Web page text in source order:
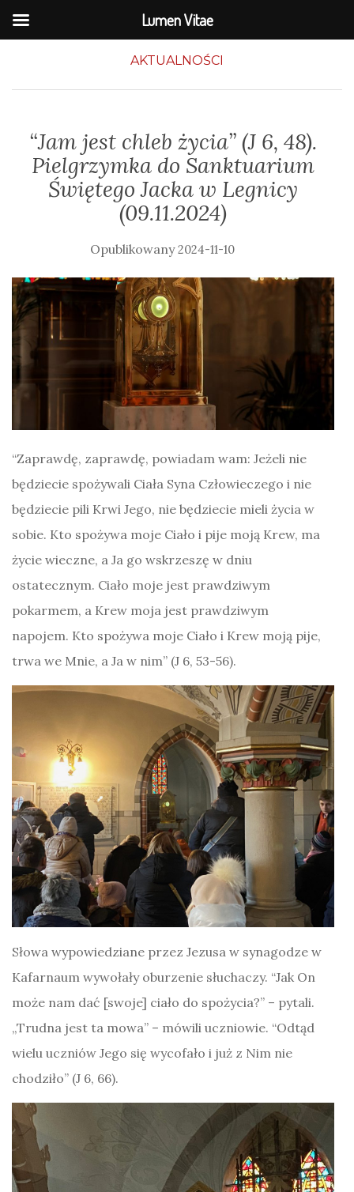
AKTUALNOŚCI
“Jam jest chleb życia” (J 6, 48).
Pielgrzymka do Sanktuarium
Świętego Jacka w Legnicy
(09.11.2024)
2024-11-10
“Zaprawdę, zaprawdę, powiadam wam: Jeżeli nie
będziecie spożywali Ciała Syna Człowieczego i nie
będziecie pili Krwi Jego, nie będziecie mieli życia w
sobie. Kto spożywa moje Ciało i pije moją Krew, ma
życie wieczne, a Ja go wskrzeszę w dniu
ostatecznym. Ciało moje jest prawdziwym
pokarmem, a Krew moja jest prawdziwym
napojem. Kto spożywa moje Ciało i Krew moją pije,
trwa we Mnie, a Ja w nim” (J 6, 53-56).
Słowa wypowiedziane przez Jezusa w synagodze w
Kafarnaum wywołały oburzenie słuchaczy. “Jak On
może nam dać [swoje] ciało do spożycia?” – pytali.
„Trudna jest ta mowa” – mówili uczniowie. “Odtąd
wielu uczniów Jego się wycofało i już z Nim nie
chodziło” (J 6, 66).
Lumen Vitae